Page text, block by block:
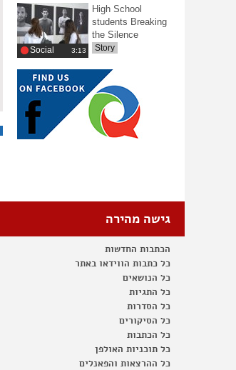
Social ‎3:13
High School
students Breaking
the Silence
Story
גישה מהירה
הכתבות החדשות
כל כתבות הווידאו באתר
כל הנושאים
כל התגיות
כל הסדרות
כל הסיקורים
כל הכתבות
כל תוכניות האולפן
כל ההרצאות והפאנלים